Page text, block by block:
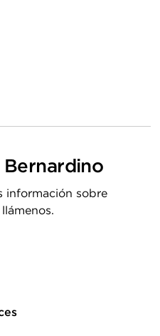
Bernardino
información sobre